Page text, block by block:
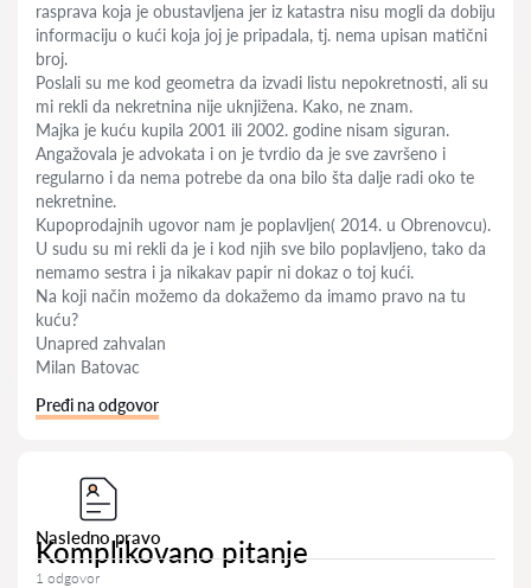
rasprava koja je obustavljena jer iz katastra nisu mogli da dobiju
informaciju o kući koja joj je pripadala, tj. nema upisan matični
broj.
Poslali su me kod geometra da izvadi listu nepokretnosti, ali su
mi rekli da nekretnina nije uknjižena. Kako, ne znam.
Majka je kuću kupila 2001 ili 2002. godine nisam siguran.
Angažovala je advokata i on je tvrdio da je sve završeno i
regularno i da nema potrebe da ona bilo šta dalje radi oko te
nekretnine.
Kupoprodajnih ugovor nam je poplavljen( 2014. u Obrenovcu).
U sudu su mi rekli da je i kod njih sve bilo poplavljeno, tako da
nemamo sestra i ja nikakav papir ni dokaz o toj kući.
Na koji način možemo da dokažemo da imamo pravo na tu
kuću?
Unapred zahvalan
Milan Batovac
Pređi na odgovor
Nasledno pravo
Komplikovano pitanje
1 odgovor